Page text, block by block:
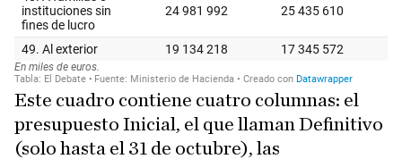
Este cuadro contiene cuatro columnas: el
presupuesto Inicial, el que llaman Definitivo
(solo hasta el 31 de octubre), las